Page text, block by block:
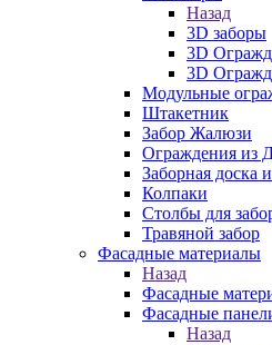
Назад
3D заборы
3D
3D
Модульные
Штакетник
Забор Жалюзи
Ограждения из
Заборная доска
Колпаки
Столбы для
Травяной забор
Фасадные материалы
Назад
Фасадные
Фасадные
Назад